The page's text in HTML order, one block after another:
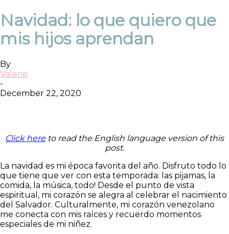
Navidad: lo que quiero que
mis hijos aprendan
By
Valerie
-
December 22, 2020
Click hereto read the English language version of this
post.
La navidad es mi época favorita del año. Disfruto todo lo
que tiene que ver con esta temporada: las pijamas, la
comida, la música, todo! Desde el punto de vista
espiritual, mi corazón se alegra al celebrar el nacimiento
del Salvador. Culturalmente, mi corazón venezolano
me conecta con mis raíces y recuerdo momentos
especiales de mi niñez.